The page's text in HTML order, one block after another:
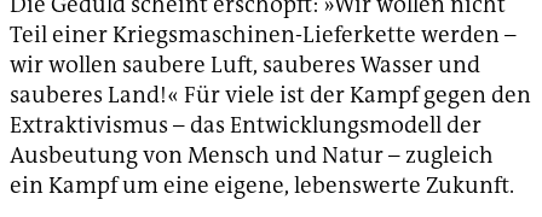
Teil einer Kriegsmaschinen-Lieferkette werden –
wir wollen saubere Luft, sauberes Wasser und
sauberes Land!« Für viele ist der Kampf gegen den
Extraktivismus – das Entwicklungsmodell der
Ausbeutung von Mensch und Natur – zugleich
ein Kampf um eine eigene, lebenswerte Zukunft.